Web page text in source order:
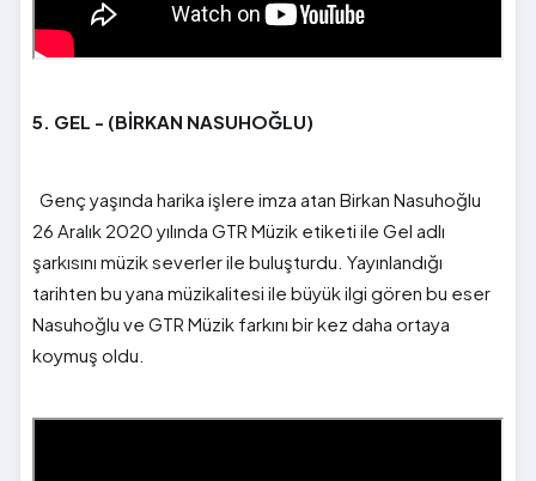
5. GEL - (BİRKAN NASUHOĞLU)
Genç yaşında harika işlere imza atan Birkan Nasuhoğlu
26 Aralık 2020 yılında GTR Müzik etiketi ile Gel adlı
şarkısını müzik severler ile buluşturdu. Yayınlandığı
tarihten bu yana müzikalitesi ile büyük ilgi gören bu eser
Nasuhoğlu ve GTR Müzik farkını bir kez daha ortaya
koymuş oldu.